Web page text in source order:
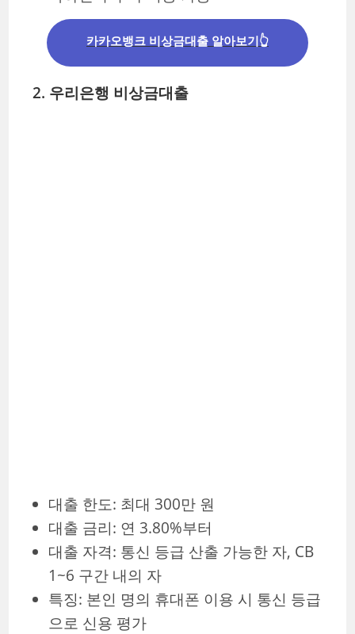
카카오뱅크 비상금대출 알아보기👆
2. 우리은행 비상금대출
대출 한도: 최대 300만 원
대출 금리: 연 3.80%부터
대출 자격: 통신 등급 산출 가능한 자, CB
1~6 구간 내의 자
특징: 본인 명의 휴대폰 이용 시 통신 등급
으로 신용 평가